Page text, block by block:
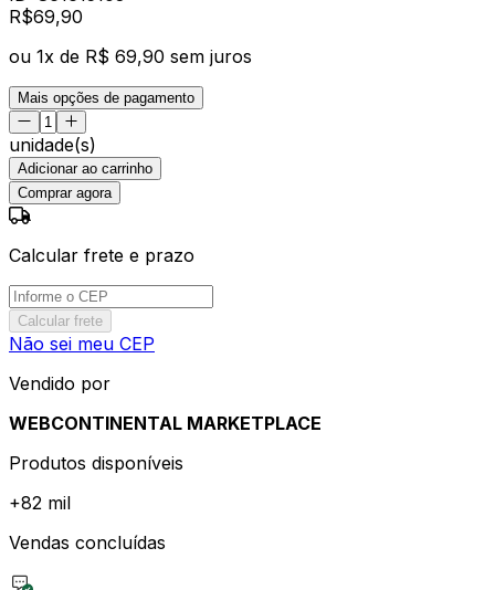
R$69,90
ou 1x de R$ 69,90 sem juros
Mais opções de pagamento
unidade(s)
Adicionar ao carrinho
Comprar agora
Calcular frete e prazo
Calcular frete
Não sei meu CEP
Vendido por
WEBCONTINENTAL MARKETPLACE
Produtos disponíveis
+82 mil
Vendas concluídas